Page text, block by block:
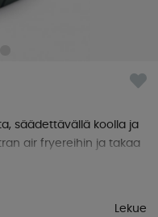
säädettävällä koolla ja
air fryereihin ja takaa
Lekue